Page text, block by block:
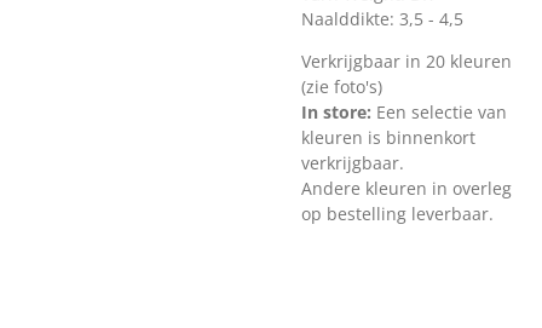
Naalddikte: 3,5 - 4,5
Verkrijgbaar in 20 kleuren
(zie foto's)
In store: Een selectie van
kleuren is binnenkort
verkrijgbaar.
Andere kleuren in overleg
op bestelling leverbaar.